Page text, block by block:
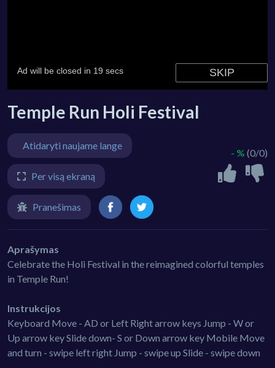
Temple Run Holi Festival
- % (0/0)
Atidaryti naujame lange
Per visą ekraną
Pranešimas
Aprašymas
Celebrate the Holi Festival in the reimagined colorful temples
in Temple Run!
Instrukcijos
Keyboard Move - AD or Left Right arrow keys Jump - W or
Up arrow key Slide down- S or Down arrow key Mobile Move
and turn - swipe left right Jump - swipe up Slide - swipe down